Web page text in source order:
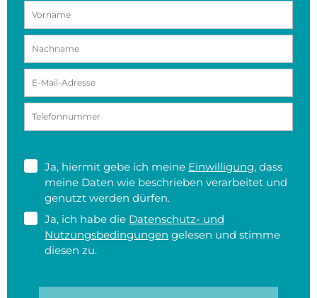
Ja, hiermit gebe ich meine Einwilligung, dass
meine Daten wie beschrieben verarbeitet und
genutzt werden dürfen.
Ja, ich habe die Datenschutz- und
Nutzungsbedingungen gelesen und stimme
diesen zu.